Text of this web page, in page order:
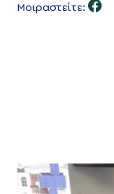
Μοιραστείτε: